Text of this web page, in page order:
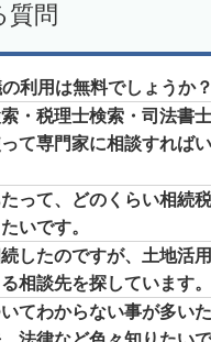
質問
利用は無料でしょうか？
・税理士検索・司法書
て専門家に相談すれば
って、どのくらい相続
いです。
したのですが、土地活
相談先を探しています。
てわからない事が多い